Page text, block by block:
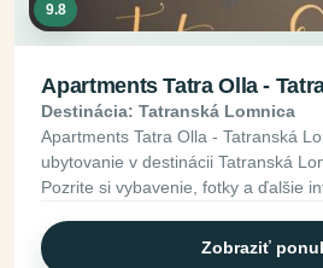
9.8
Apartments Tatra Olla -
Destinácia: Tatranská Lomnica
Apartments Tatra Olla - Tatranská
ubytovanie v destinácii Tatranská
Pozrite si vybavenie, fotky a ďalšie
Zobraziť